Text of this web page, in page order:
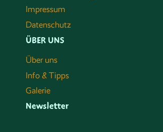
Impressum
Datenschutz
ÜBER UNS
Über uns
Info & Tipps
Galerie
Newsletter